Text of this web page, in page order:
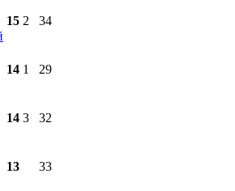
15 2 34
14 1 29
14 3 32
13 33